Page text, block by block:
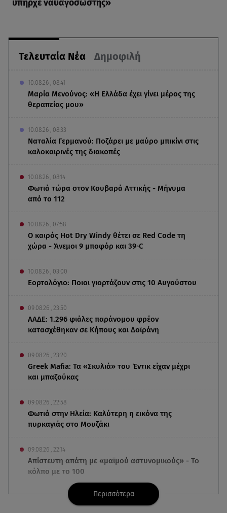
Τελευταία Νέα Δημοφιλή
10.08.26 , 08:41
Μαρία Μενούνος: «Η Ελλάδα έχει γίνει μέρος της
θεραπείας μου»
10.08.26 , 08:33
Ναταλία Γερμανού: Ποζάρει με μαύρο μπικίνι στις
καλοκαιρινές της διακοπές
10.08.26 , 08:14
Φωτιά τώρα στον Κουβαρά Αττικής - Μήνυμα
από το 112
10.08.26 , 07:58
Ο καιρός Hot Dry Windy θέτει σε Red Code τη
χώρα - Άνεμοι 9 μποφόρ και 39◦C
10.08.26 , 03:00
Εορτολόγιο: Ποιοι γιορτάζουν στις 10 Αυγούστου
09.08.26 , 23:50
ΑΑΔΕ: 1.296 φιάλες παράνομου φρέον
κατασχέθηκαν σε Κήπους και Δοϊράνη
09.08.26 , 23:20
Greek Mafia: Τα «Σκυλιά» του Έντικ είχαν μέχρι
και μπαζούκας
09.08.26 , 22:58
Φωτιά στην Ηλεία: Καλύτερη η εικόνα της
πυρκαγιάς στο Μουζάκι
09.08.26 , 22:14
Απίστευτη απάτη με «μαϊμού αστυνομικούς» - Το
κόλπο με το 100
09.08.26 , 21:24
Πέθανε ο σπουδαίος ηθοποιός Νίκος
Περισσότερα
υπήρχε ναυαγοσώστης»